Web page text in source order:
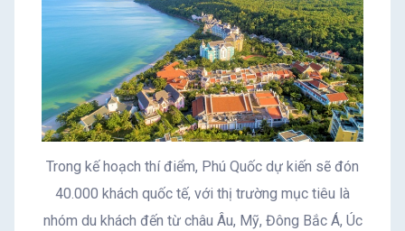
Trong kế hoạch thí điểm, Phú Quốc dự kiến sẽ đón
40.000 khách quốc tế, với thị trường mục tiêu là
nhóm du khách đến từ châu Âu, Mỹ, Đông Bắc Á, Úc